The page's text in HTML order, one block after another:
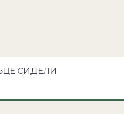
СИДЕЛИ